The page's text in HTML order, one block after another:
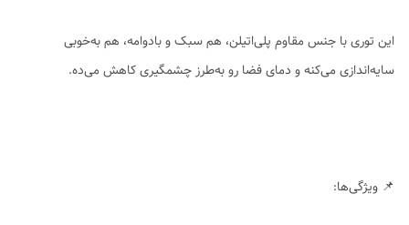
این توری با جنس مقاوم پلی‌اتیلن، هم سبک و بادوامه، هم به‌خوبی
سایه‌اندازی می‌کنه و دمای فضا رو به‌طرز چشمگیری کاهش می‌ده.
📌 ویژگی‌ها: